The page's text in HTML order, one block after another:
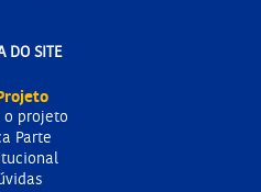
DO SITE
o projeto
Parte